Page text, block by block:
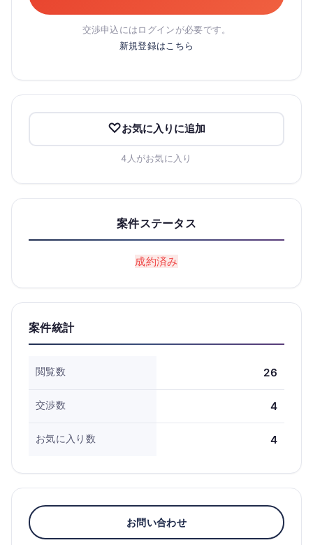
交渉申込にはログインが必要です。
新規登録はこちら
お気に入りに追加
4人がお気に入り
案件ステータス
成約済み
案件統計
閲覧数 26
交渉数 4
お気に入り数 4
お問い合わせ